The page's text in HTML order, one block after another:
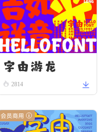
字由游龙
2814
会员商用